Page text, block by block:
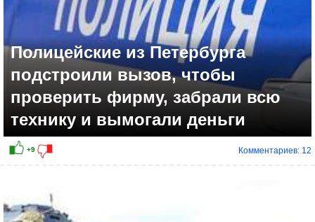
+5
Полицейские из Петербурга
подстроили вызов, чтобы
проверить фирму, забрали всю
технику и вымогали деньги
Комментариев: 12